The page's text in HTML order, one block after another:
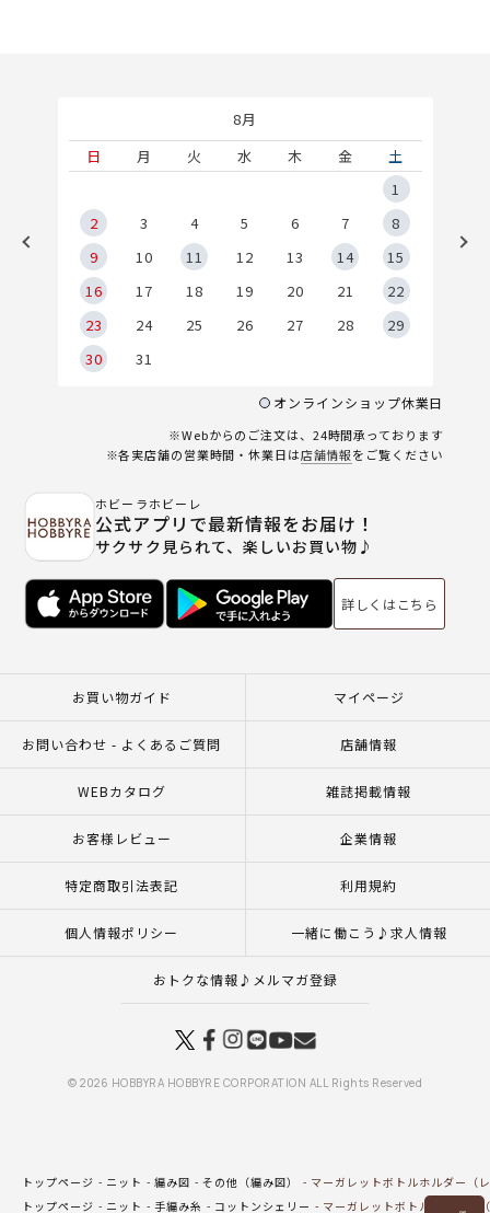
8月
日
月 火 水 木 金
土
1
2
3 4 5 6 7
8
9
10 11 12 13 14
15
16
17 18 19 20 21
22
23
24 25 26 27 28
29
30
31
オンラインショップ休業日
※Webからのご注文は、24時間承っております
※各実店舗の営業時間・休業日は店舗情報をご覧ください
ホビーラホビーレ
公式アプリで最新情報をお届け！
サクサク見られて、楽しいお買い物♪
詳しくはこちら
お買い物ガイド マイページ
お問い合わせ - よくあるご質問 店舗情報
WEBカタログ 雑誌掲載情報
お客様レビュー 企業情報
特定商取引法表記 利用規約
個人情報ポリシー 一緒に働こう♪求人情報
おトクな情報♪メルマガ登録
© 2026 HOBBYRA HOBBYRE CORPORATION ALL Rights Reserved
トップページ ニット 編み図 その他（編み図）
マーガレットボトルホルダー（
トップページ
ニット 手編み糸 コットンシェリー マーガレットボトルホルダー